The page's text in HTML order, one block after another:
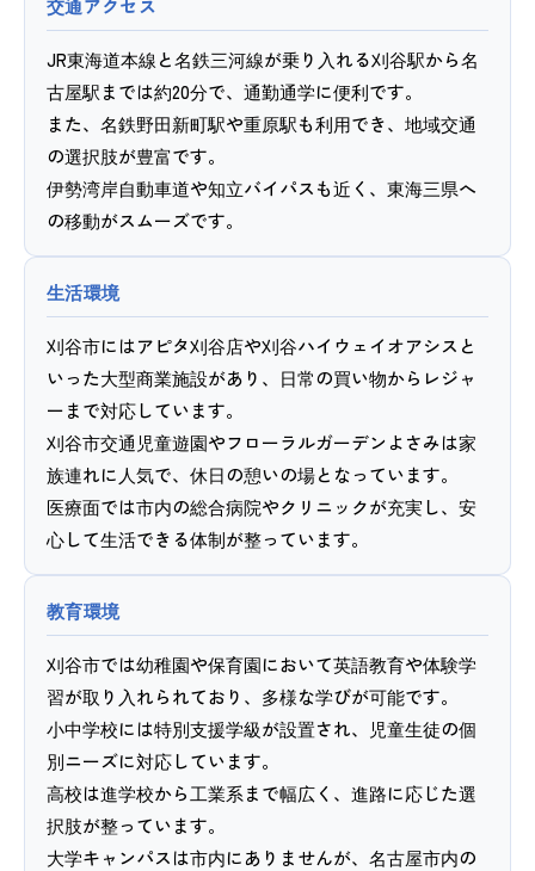
交通アクセス
JR東海道本線と名鉄三河線が乗り入れる刈谷駅から名
古屋駅までは約20分で、通勤通学に便利です。
また、名鉄野田新町駅や重原駅も利用でき、地域交通
の選択肢が豊富です。
伊勢湾岸自動車道や知立バイパスも近く、東海三県へ
の移動がスムーズです。
生活環境
刈谷市にはアピタ刈谷店や刈谷ハイウェイオアシスと
いった大型商業施設があり、日常の買い物からレジャ
ーまで対応しています。
刈谷市交通児童遊園やフローラルガーデンよさみは家
族連れに人気で、休日の憩いの場となっています。
医療面では市内の総合病院やクリニックが充実し、安
心して生活できる体制が整っています。
教育環境
刈谷市では幼稚園や保育園において英語教育や体験学
習が取り入れられており、多様な学びが可能です。
小中学校には特別支援学級が設置され、児童生徒の個
別ニーズに対応しています。
高校は進学校から工業系まで幅広く、進路に応じた選
択肢が整っています。
大学キャンパスは市内にありませんが、名古屋市内の